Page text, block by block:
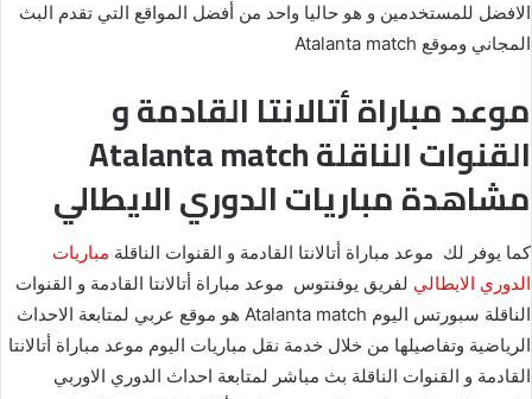
الافضل للمستخدمين و هو حاليا واحد من أفضل المواقع التي تقدم البث
المجاني وموقع Atalanta match
موعد مباراة أتالانتا القادمة و
القنوات الناقلة Atalanta match
مشاهدة مباريات الدوري الايطالي
كما يوفر لك موعد مباراة أتالانتا القادمة و القنوات الناقلة مباريات
الدوري الايطالي لفريق يوفنتوس موعد مباراة أتالانتا القادمة و القنوات
الناقلة سبورتس اليوم Atalanta match هو موقع عربي لمتابعة الاحداث
الرياضية وتفاصيلها من خلال خدمة نقل مباريات اليوم موعد مباراة أتالانتا
القادمة و القنوات الناقلة بث مباشر لمتابعة احداث الدوري الاوربي